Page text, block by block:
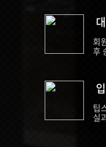
회
후
팁
실